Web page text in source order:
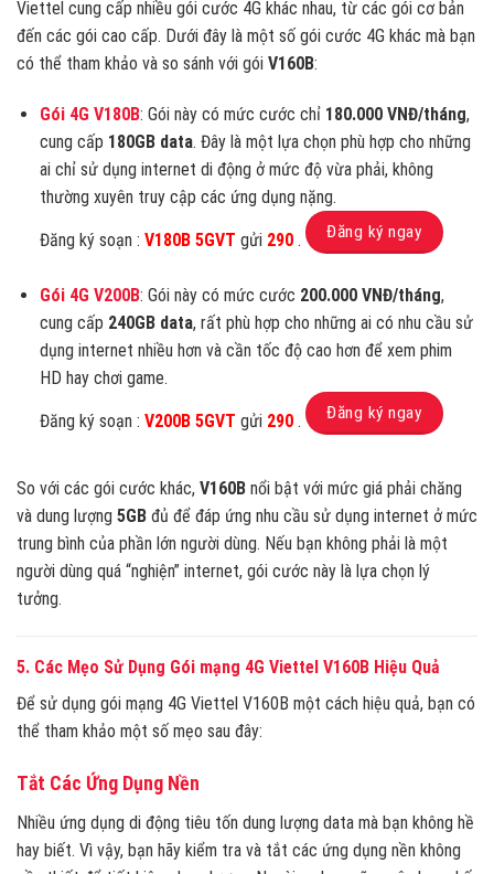
Viettel cung cấp nhiều gói cước 4G khác nhau, từ các gói cơ bản
đến các gói cao cấp. Dưới đây là một số gói cước 4G khác mà bạn
có thể tham khảo và so sánh với gói V160B:
Gói 4G V180B: Gói này có mức cước chỉ 180.000 VNĐ/tháng,
cung cấp 180GB data. Đây là một lựa chọn phù hợp cho những
ai chỉ sử dụng internet di động ở mức độ vừa phải, không
thường xuyên truy cập các ứng dụng nặng.
Đăng ký soạn : V180B 5GVT gửi 290 . Đăng ký ngay
Gói 4G V200B: Gói này có mức cước 200.000 VNĐ/tháng,
cung cấp 240GB data, rất phù hợp cho những ai có nhu cầu sử
dụng internet nhiều hơn và cần tốc độ cao hơn để xem phim
HD hay chơi game.
Đăng ký soạn : V200B 5GVT gửi 290 . Đăng ký ngay
So với các gói cước khác, V160B nổi bật với mức giá phải chăng
và dung lượng 5GB đủ để đáp ứng nhu cầu sử dụng internet ở mức
trung bình của phần lớn người dùng. Nếu bạn không phải là một
người dùng quá “nghiện” internet, gói cước này là lựa chọn lý
tưởng.
5. Các Mẹo Sử Dụng Gói mạng 4G Viettel V160B Hiệu Quả
Để sử dụng gói mạng 4G Viettel V160B một cách hiệu quả, bạn có
thể tham khảo một số mẹo sau đây:
Tắt Các Ứng Dụng Nền
Nhiều ứng dụng di động tiêu tốn dung lượng data mà bạn không hề
hay biết. Vì vậy, bạn hãy kiểm tra và tắt các ứng dụng nền không